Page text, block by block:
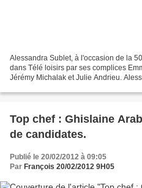
Alessandra Sublet, à l'occasion de la
dans Télé loisirs par ses complices
Jérémy Michalak et Julie Andrieu.
Top chef : Ghislaine
de candidates.
Publié le 20/02/2012 à 09:05
Par François 20/02/2012 9H05